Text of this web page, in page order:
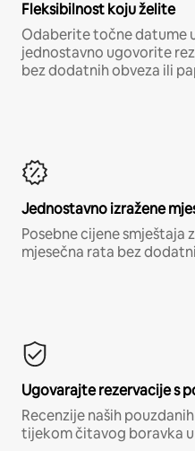
Fleksibilnost koju želite
Odaberite točne datume
jednostavno ugovorite
bez dodatnih obveza ili
Jednostavno izražene
Posebne cijene smještaja
mjesečna rata bez
Ugovarajte rezervacije s
Recenzije naših
tijekom čitavog boravka